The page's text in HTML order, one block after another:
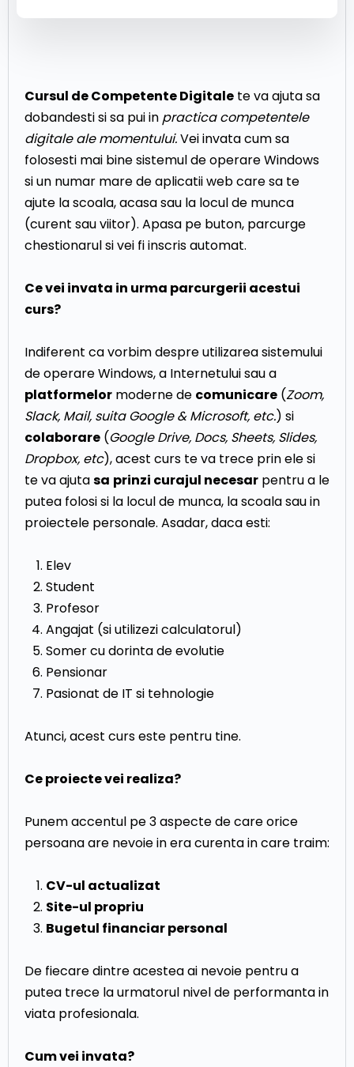
Cursul de Competente Digitale te va ajuta sa
dobandesti si sa pui in practica competentele
digitale ale momentului.Vei invata cum sa
folosesti mai bine sistemul de operare Windows
si un numar mare de aplicatii web care sa te
ajute la scoala, acasa sau la locul de munca
(curent sau viitor). Apasa pe buton, parcurge
chestionarul si vei fi inscris automat.
Ce vei invata in urma parcurgerii acestui
curs?
Indiferent ca vorbim despre utilizarea sistemului
de operare Windows, a Internetului sau a
platformelor moderne de comunicare (Zoom,
Slack, Mail, suita Google & Microsoft, etc.) si
colaborare (Google Drive, Docs, Sheets, Slides,
Dropbox, etc), acest curs te va trece prin ele si
te va ajutasa prinzi curajul necesar pentru a le
putea folosi si la locul de munca, la scoala sau in
proiectele personale. Asadar, daca esti:
Elev
Student
Profesor
Angajat (si utilizezi calculatorul)
Somer cu dorinta de evolutie
Pensionar
Pasionat de IT si tehnologie
Atunci, acest curs este pentru tine.
Ce proiecte vei realiza?
Punem accentul pe 3 aspecte de care orice
persoana are nevoie in era curenta in care traim:
CV-ul actualizat
Site-ul propriu
Bugetul financiar personal
De fiecare dintre acestea ai nevoie pentru a
putea trece la urmatorul nivel de performanta in
viata profesionala.
Cum vei invata?